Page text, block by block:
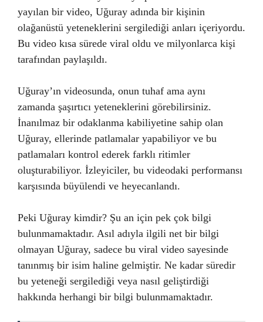
yayılan bir video, Uğuray adında bir kişinin
olağanüstü yeteneklerini sergilediği anları içeriyordu.
Bu video kısa sürede viral oldu ve milyonlarca kişi
tarafından paylaşıldı.
Uğuray’ın videosunda, onun tuhaf ama aynı
zamanda şaşırtıcı yeteneklerini görebilirsiniz.
İnanılmaz bir odaklanma kabiliyetine sahip olan
Uğuray, ellerinde patlamalar yapabiliyor ve bu
patlamaları kontrol ederek farklı ritimler
oluşturabiliyor. İzleyiciler, bu videodaki performansı
karşısında büyülendi ve heyecanlandı.
Peki Uğuray kimdir? Şu an için pek çok bilgi
bulunmamaktadır. Asıl adıyla ilgili net bir bilgi
olmayan Uğuray, sadece bu viral video sayesinde
tanınmış bir isim haline gelmiştir. Ne kadar süredir
bu yeteneği sergilediği veya nasıl geliştirdiği
hakkında herhangi bir bilgi bulunmamaktadır.